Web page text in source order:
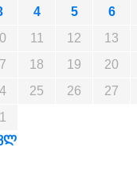
4 5 6
11 12 13
18 19 20
25 26 27